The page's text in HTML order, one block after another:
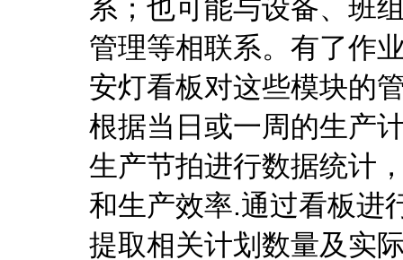
系；也可能与设备、班
管理等相联系。有了作
安灯看板对这些模块的
根据当日或一周的生产
生产节拍进行数据统计
和生产效率.通过看板进
提取相关计划数量及实